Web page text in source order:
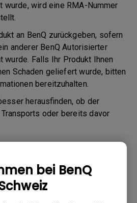
bei BenQ
wird eine RMA-Nummer
an BenQ zurückgeben, sofern
anderer BenQ Autorisierter
wurde. Falls Ihr Produkt Ihnen
Schaden geliefert wurde, bitten
bereitzuhalten.
herausfinden, ob der
oder bereits davor